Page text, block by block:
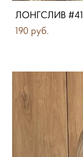
ЛОНГСЛИВ #41
190 pуб.